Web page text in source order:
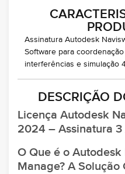
Assinatura Autodesk
Software para
interferências e simulação
DESCRIÇÃO
Licença Autodesk
2024 – Assinatura 3
O Que é o
Manage? A